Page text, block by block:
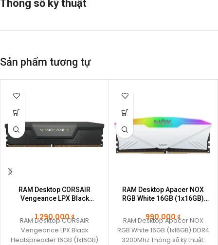
Thông số kỹ thuật
Sản phẩm tương tự
RAM Desktop CORSAIR
Vengeance LPX Black
DDR5 5200MHz
1.290.000₫
RAM Desktop CORSAIR
Vengeance LPX Black
Heatspreader 16GB (1x16GB)
RAM Desktop Apacer NOX
RGB White 16GB (1x16GB)
990.000₫
RAM Desktop Apacer NOX
RGB White 16GB (1x16GB) DDR4
3200Mhz Thông số kỹ thuật: